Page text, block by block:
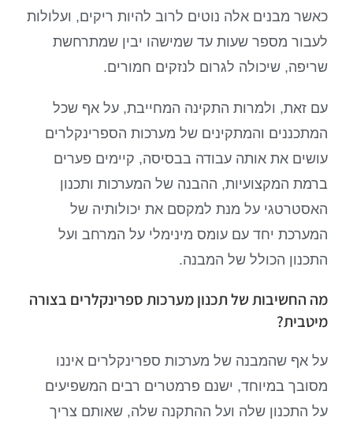
כאשר מבנים אלה נוטים לרוב להיות ריקים, ועלולות
לעבור מספר שעות עד שמישהו יבין שמתרחשת
שריפה, שיכולה לגרום לנזקים חמורים.
עם זאת, ולמרות התקינה המחייבת, על אף שכל
המתכננים והמתקינים של מערכות הספרינקלרים
עושים את אותה עבודה בבסיסה, קיימים פערים
ברמת המקצועיות, ההבנה של המערכות ותכנון
האסטרטגי על מנת למקסם את יכולותיה של
המערכת יחד עם עומס מינימלי על המרחב ועל
התכנון הכולל של המבנה.
מה החשיבות של תכנון מערכות ספרינקלרים בצורה
מיטבית?
על אף שהמבנה של מערכות ספרינקלרים איננו
מסובך במיוחד, ישנם פרמטרים רבים המשפיעים
על התכנון שלה ועל ההתקנה שלה, שאותם צריך